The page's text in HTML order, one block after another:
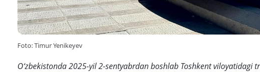
Foto: Timur Yenikeyev
O‘zbekistonda 2025-yil 2-sentyabrdan boshlab Toshkent viloyatidagi